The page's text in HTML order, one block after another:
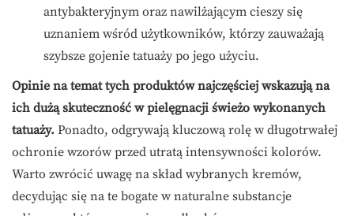
antybakteryjnym oraz nawilżającym cieszy się
uznaniem wśród użytkowników, którzy zauważają
szybsze gojenie tatuaży po jego użyciu.
Opinie na temat tych produktów najczęściej wskazują na
ich dużą skuteczność w pielęgnacji świeżo wykonanych
tatuaży. Ponadto, odgrywają kluczową rolę w długotrwałej
ochronie wzorów przed utratą intensywności kolorów.
Warto zwrócić uwagę na skład wybranych kremów,
decydując się na te bogate w naturalne substancje